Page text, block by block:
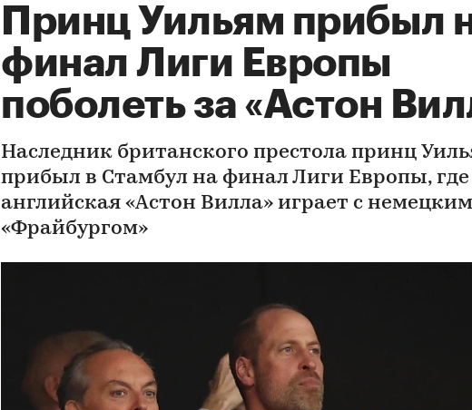
Принц Уильям прибыл
финал Лиги Европы
поболеть за «Астон
Наследник британского престола принц
прибыл в Стамбул на финал Лиги Европы, где
английская «Астон Вилла» играет с немецким
«Фрайбургом»